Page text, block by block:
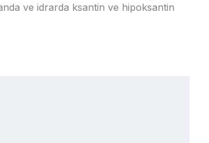
ve idrarda ksantin ve hipoksantin